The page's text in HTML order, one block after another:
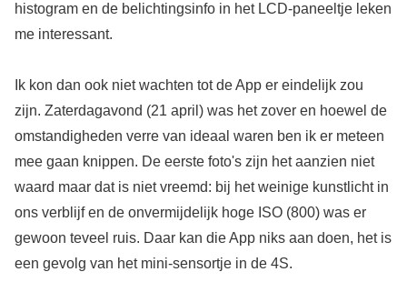
histogram en de belichtingsinfo in het LCD-paneeltje leken
me interessant.
Ik kon dan ook niet wachten tot de App er eindelijk zou
zijn. Zaterdagavond (21 april) was het zover en hoewel de
omstandigheden verre van ideaal waren ben ik er meteen
mee gaan knippen. De eerste foto's zijn het aanzien niet
waard maar dat is niet vreemd: bij het weinige kunstlicht in
ons verblijf en de onvermijdelijk hoge ISO (800) was er
gewoon teveel ruis. Daar kan die App niks aan doen, het is
een gevolg van het mini-sensortje in de 4S.